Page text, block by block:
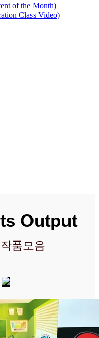
of the Month)
Class Video)
Output
품모음